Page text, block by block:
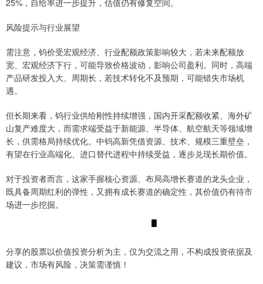
风险提示与行业展望
需注意，钨价受宏观经济、行业配额政策影响较大，若未来配额放
宽、宏观经济下行，可能导致价格波动，影响公司盈利。同时，高端
产品研发投入大、周期长，若技术转化不及预期，可能错失市场机
遇。
但长期来看，钨行业供给刚性持续增强，国内开采配额收紧、海外矿
山复产难度大，而需求端受益于新能源、半导体、航空航天等领域增
长，供需格局持续优化。中钨高新凭借资源、技术、规模三重壁垒，
有望在行业高端化、进口替代进程中持续受益，逐步兑现长期价值。
对于投资者而言，这家手握核心资源、布局高增长赛道的龙头企业，
既具备周期红利的弹性，又拥有成长赛道的确定性，其价值仍有待市
场进一步挖掘。
分享的股票以价值投资分析为主，仅为交流之用，不构成投资依据及
建议，市场有风险，决策需谨慎！